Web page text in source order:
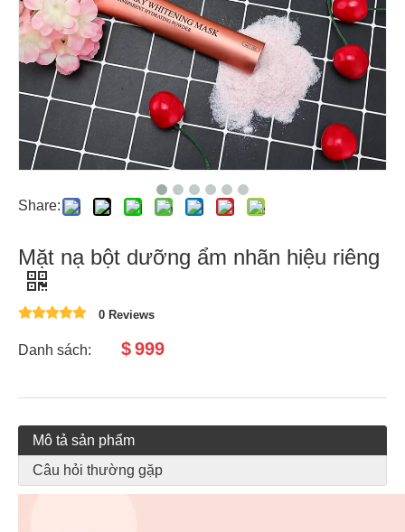
Share:
Mặt nạ bột dưỡng ẩm nhãn hiệu riêng
0 Reviews
Danh sách: $999
Mô tả sản phẩm
Câu hỏi thường gặp